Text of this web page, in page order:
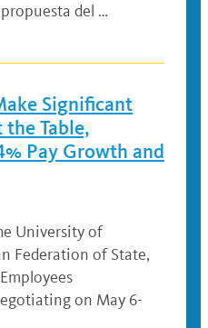
del …
Significant
the Table,
Pay Growth and
University of
Federation of State,
on May 6-